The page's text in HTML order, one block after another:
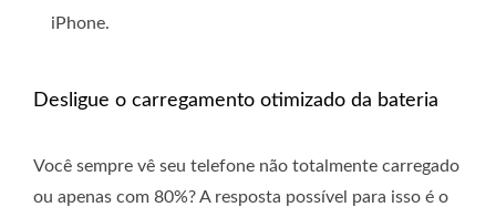
iPhone.
Desligue o carregamento otimizado da bateria
Você sempre vê seu telefone não totalmente carregado
ou apenas com 80%? A resposta possível para isso é o